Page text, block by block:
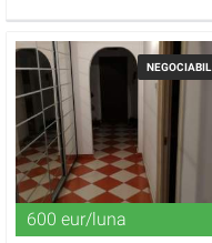
NEGOCIABIL
600 eur/luna